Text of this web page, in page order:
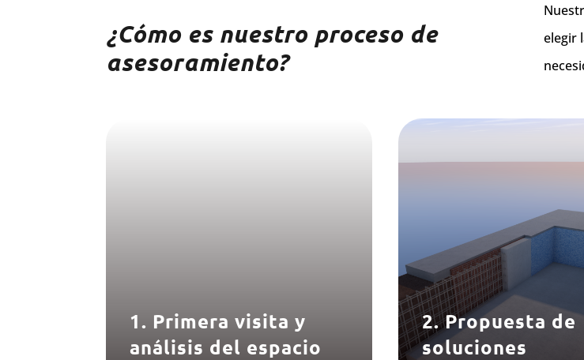
¿Cómo es nuestro proceso de
asesoramiento?
elegir
1. Primera visita y
análisis del espacio
2. Propuesta de
soluciones